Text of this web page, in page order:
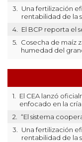
3.
Una fertilización
rentabilidad de la
4.
El BCP reporta el
5.
Cosecha de maíz
humedad del
1.
El CEA lanzó
enfocado en la
2.
“El sistema
3.
Una fertilización
rentabilidad de la